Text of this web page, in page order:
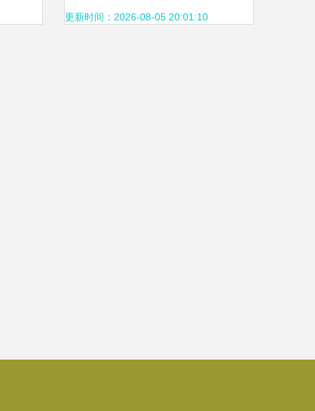
售一站式解决方案
更新时间：2026-08-05 20:01:10